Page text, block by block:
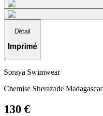
Détail
Imprimé
Soraya Swimwear
Chemise Sherazade Madagascar
130 €